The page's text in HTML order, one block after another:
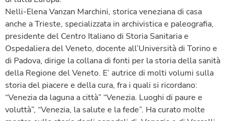
Nelli-Elena Vanzan Marchini, storica veneziana di casa
anche a Trieste, specializzata in archivistica e paleografia,
presidente del Centro Italiano di Storia Sanitaria e
Ospedaliera del Veneto, docente all’Università di Torino e
di Padova, dirige la collana di fonti per la storia della sanità
della Regione del Veneto. E’ autrice di molti volumi sulla
storia del piacere e della cura, fra i quali si ricordano:
“Venezia da laguna a città” “Venezia. Luoghi di paure e
voluttà”, “Venezia, la salute e la fede”. Ha curato molte